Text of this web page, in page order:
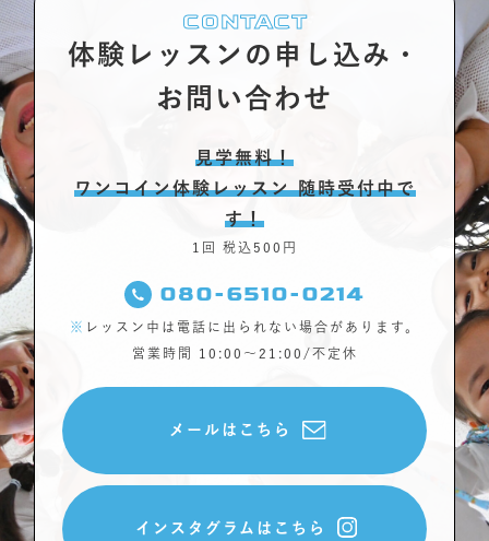
CONTACT
体験レッスンの申し込み・
お問い合わせ
見学無料！
ワンコイン体験レッスン 随時受付中で
す！
1回 税込500円
080-6510-0214
※ レッスン中は電話に出られない場合があります。
営業時間 10:00〜21:00/不定休
メールはこちら
インスタグラムはこちら